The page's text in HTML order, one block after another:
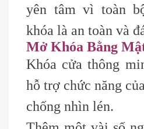
yên tâm vì toàn
khóa là an toàn và
Mở Khóa Bằng
Khóa cửa thông
hỗ trợ chức năng
chống nhìn lén.